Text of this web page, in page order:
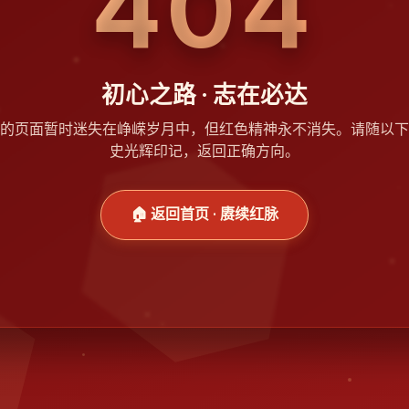
初心之路 · 志在必达
页面暂时迷失在峥嵘岁月中，但红色精神永不消失。请随以
史光辉印记，返回正确方向。
🏠 返回首页 · 赓续红脉